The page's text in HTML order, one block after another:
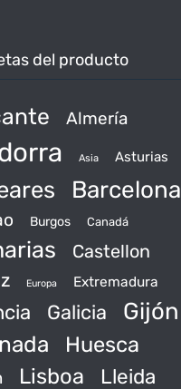
del producto
Almería
Asia Asturias
Barcelona
Burgos Canadá
Castellon
Europa Extremadura
Galicia Gijón
Huesca
Lisboa Lleida